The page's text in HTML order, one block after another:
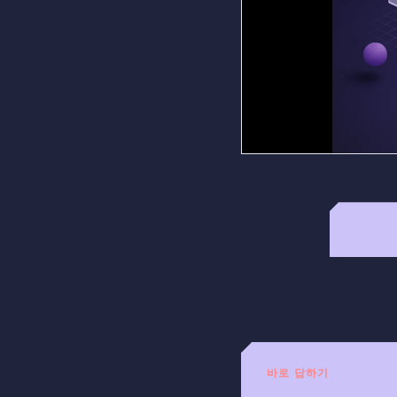
바로 답하기